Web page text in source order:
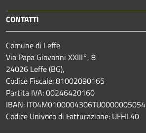
CONTATTI
Comune di Leffe
Via Papa Giovanni XXIII°, 8
24026 Leffe (BG),
Codice Fiscale: 81002090165
Partita IVA: 00246420160
IBAN: IT04M0100004306TU0000005054
Codice Univoco di Fatturazione: UFHL40